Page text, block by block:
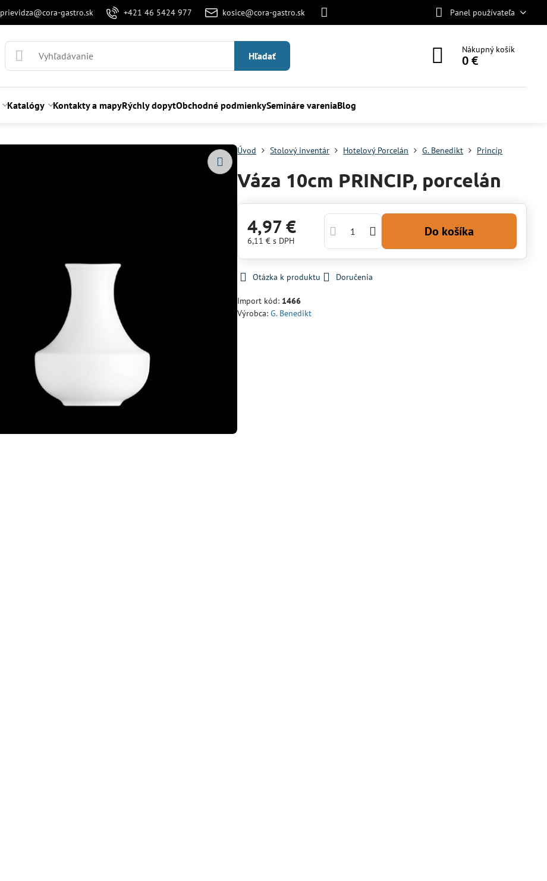
prievidza@cora-gastro.sk +421 46 5424 977 kosice@cora-gastro.sk Panel používateľa
Hľadať
Nákupný košík
0 €
Katalógy Kontakty a mapyRýchly dopytObchodné podmienkySemináre vareniaBlog
Úvod Stolový inventár Hotelový Porcelán G. Benedikt Princíp
Váza 10cm PRINCIP, porcelán
4,97 €
6,11 €s DPH
Do košíka
Otázka k produktu Doručenia
Import kód: 1466
Výrobca:G. Benedikt